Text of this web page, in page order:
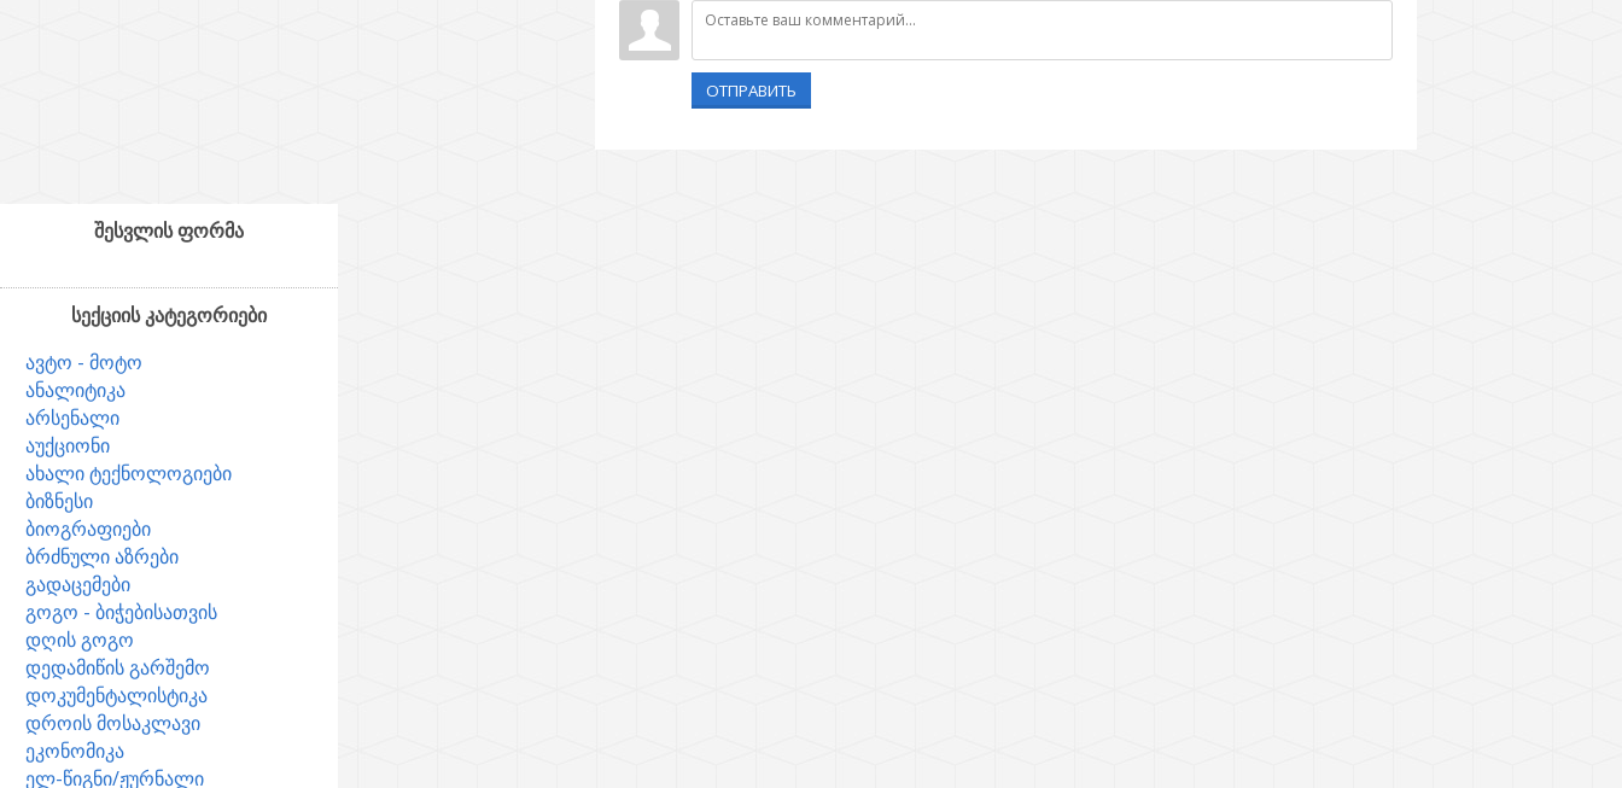
ОТПРАВИТЬ
შესვლის ფორმა
სექციის კატეგორიები
ავტო - მოტო
ანალიტიკა
არსენალი
აუქციონი
ახალი ტექნოლოგიები
ბიზნესი
ბიოგრაფიები
ბრძნული აზრები
გადაცემები
გოგო - ბიჭებისათვის
დღის გოგო
დედამიწის გარშემო
დოკუმენტალისტიკა
დროის მოსაკლავი
ეკონომიკა
ელ-წიგნი/ჟურნალი